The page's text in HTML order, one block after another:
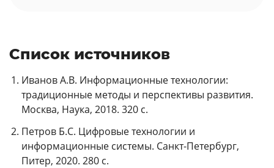
Список источников
Иванов А.В. Информационные технологии:
традиционные методы и перспективы развития.
Москва, Наука, 2018. 320 с.
Петров Б.С. Цифровые технологии и
информационные системы. Санкт-Петербург,
Питер, 2020. 280 с.